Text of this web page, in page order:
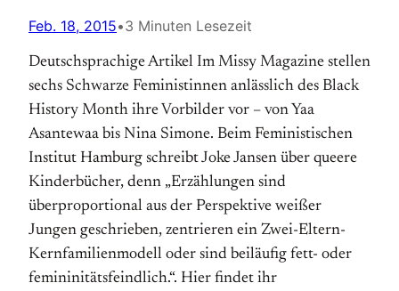
Feb. 18, 2015•3 Minuten Lesezeit
Deutschsprachige Artikel Im Missy Magazine stellen
sechs Schwarze Feministinnen anlässlich des Black
History Month ihre Vorbilder vor – von Yaa
Asantewaa bis Nina Simone. Beim Feministischen
Institut Hamburg schreibt Joke Jansen über queere
Kinderbücher, denn „Erzählungen sind
überproportional aus der Perspektive weißer
Jungen geschrieben, zentrieren ein Zwei-Eltern-
Kernfamilienmodell oder sind beiläufig fett- oder
femininitätsfeindlich.“. Hier findet ihr